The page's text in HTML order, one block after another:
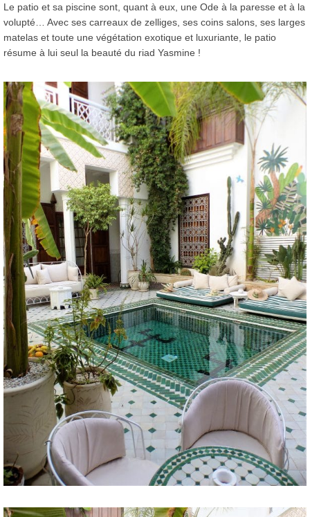
Le patio et sa piscine sont, quant à eux, une Ode à la paresse et à la
volupté… Avec ses carreaux de zelliges, ses coins salons, ses larges
matelas et toute une végétation exotique et luxuriante, le patio
résume à lui seul la beauté du riad Yasmine !